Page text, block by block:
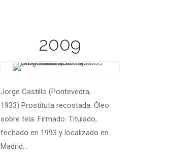
2009
Jorge Castillo (Pontevedra,
1933) Prostituta recostada. Óleo
sobre tela. Firmado. Titulado,
fechado en 1993 y localizado en
Madrid…